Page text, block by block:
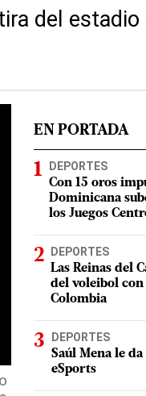
del estadio
EN PORTADA
DEPORTES
Con 15 oros
Dominicana
los Juegos
DEPORTES
Las Reinas del
del voleibol
Colombia
DEPORTES
Saúl Mena le
eSports